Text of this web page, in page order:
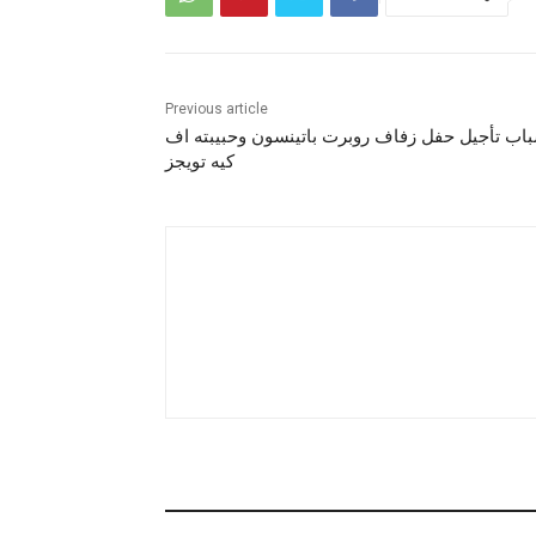
Previous article
تأجيل حفل زفاف روبرت باتينسون وحبيبته اف
كيه تويجز